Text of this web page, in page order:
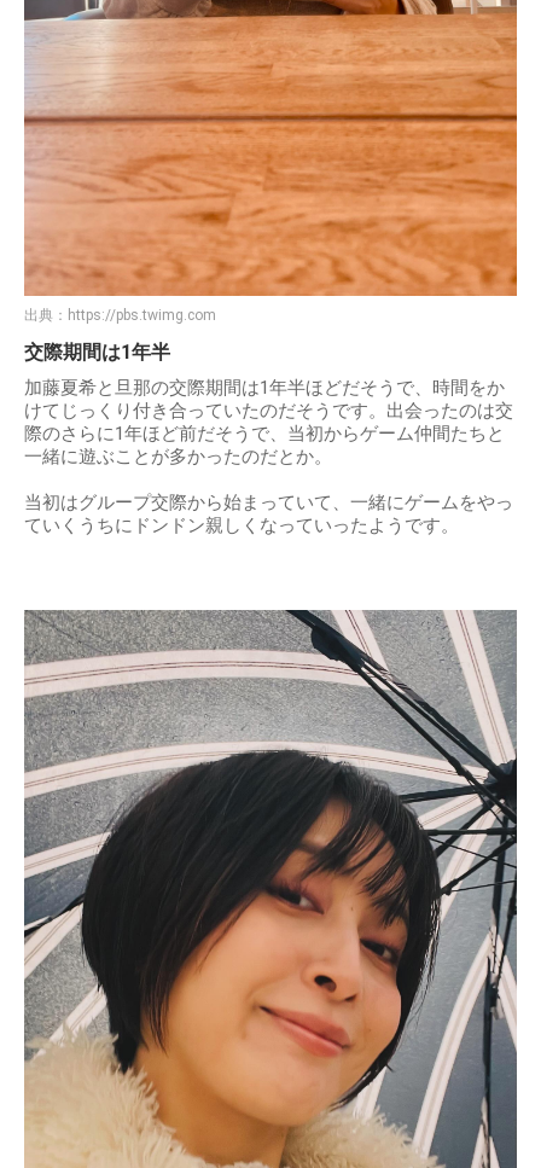
出典： https://pbs.twimg.com
交際期間は1年半
加藤夏希と旦那の交際期間は1年半ほどだそうで、時間をか
けてじっくり付き合っていたのだそうです。出会ったのは交
際のさらに1年ほど前だそうで、当初からゲーム仲間たちと
一緒に遊ぶことが多かったのだとか。
当初はグループ交際から始まっていて、一緒にゲームをやっ
ていくうちにドンドン親しくなっていったようです。